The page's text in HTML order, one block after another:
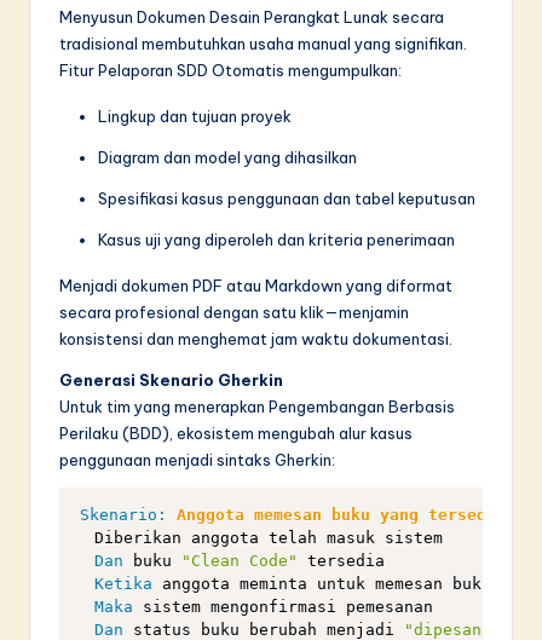
Menyusun Dokumen Desain Perangkat Lunak secara
tradisional membutuhkan usaha manual yang signifikan.
Fitur Pelaporan SDD Otomatis mengumpulkan:
Lingkup dan tujuan proyek
Diagram dan model yang dihasilkan
Spesifikasi kasus penggunaan dan tabel keputusan
Kasus uji yang diperoleh dan kriteria penerimaan
Menjadi dokumen PDF atau Markdown yang diformat
secara profesional dengan satu klik—menjamin
konsistensi dan menghemat jam waktu dokumentasi.
Generasi Skenario Gherkin
Untuk tim yang menerapkan Pengembangan Berbasis
Perilaku (BDD), ekosistem mengubah alur kasus
penggunaan menjadi sintaks Gherkin:
Skenario:
Anggota memesan buku yang tersedia
  Diberikan anggota telah masuk sistem
Dan buku "Clean Code"
tersedia
Ketika anggota meminta untuk memesan buku
Maka sistem mengonfirmasi pemesanan
Dan status buku berubah menjadi "dipesan"